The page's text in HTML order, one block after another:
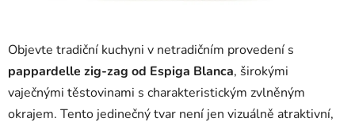
Objevte tradiční kuchyni v netradičním provedení s
pappardelle zig-zag od Espiga Blanca, širokými
vaječnými těstovinami s charakteristickým zvlněným
okrajem. Tento jedinečný tvar není jen vizuálně atraktivní,